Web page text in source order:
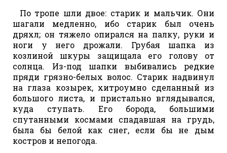
По тропе шли двое: старик и мальчик. Они
шагали медленно, ибо старик был очень
дряхл; он тяжело опирался на палку, руки и
ноги у него дрожали. Грубая шапка из
козлиной шкуры защищала его голову от
солнца. Из-под шапки выбивались редкие
пряди грязно-белых волос. Старик надвинул
на глаза козырек, хитроумно сделанный из
большого листа, и пристально вглядывался,
куда ступать. Его борода, большими
спутанными космами спадавшая на грудь,
была бы белой как снег, если бы не дым
костров и непогода.